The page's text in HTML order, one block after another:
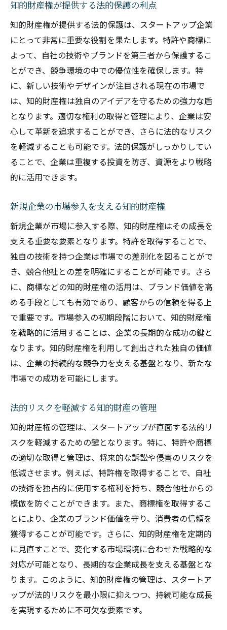
知的財産権が提供する法的保護の利点
知的財産権が提供する法的保護は、スタートアップ企業
にとって非常に重要な役割を果たします。特許や商標に
よって、自社の技術やブランドを第三者から保護するこ
とができ、競争環境の中での優位性を確保します。特
に、新しい技術やデザインが注目される現在の市場で
は、知的財産権は独自のアイデアを守るための強力な盾
となります。適切な権利の取得と管理により、企業は安
心して革新を追求することができ、さらに法的なリスク
を軽減することも可能です。法的保護がしっかりしてい
ることで、企業は重複する投資を防ぎ、資源をより戦略
的に活用できます。
新規企業の市場参入を支える知的財産権
新規企業が市場に参入する際、知的財産権はその成長を
支える重要な要素となります。特許を取得することで、
独自の技術を持つ企業は市場での差別化を図ることがで
き、競合他社との差を明確にすることが可能です。さら
に、商標などの知的財産権の活用は、ブランド価値を高
める手段としても有効であり、顧客からの信頼を得る上
で重要です。市場参入の初期段階において、知的財産権
を戦略的に活用することは、企業の長期的な成功の鍵と
なります。知的財産権を利用して創出された独自の価値
は、企業の持続的な競争力を支える基盤となり、新たな
市場での成功を可能にします。
法的リスクを軽減する知的財産の管理
知的財産権の管理は、スタートアップが直面する法的リ
スクを軽減するための鍵となります。特に、特許や商標
の適切な取得と管理は、将来的な訴訟や侵害のリスクを
低減させます。例えば、特許権を取得することで、自社
の技術を独占的に使用する権利を持ち、競合他社からの
模倣を防ぐことができます。また、商標権を取得するこ
とにより、企業のブランド価値を守り、消費者の信頼を
獲得することが可能です。さらに、知的財産権を定期的
に見直すことで、変化する市場環境に合わせた戦略的な
対応が可能となり、長期的な企業成長を支える基盤とな
ります。このように、知的財産権の管理は、スタートア
ップが法的リスクを最小限に抑えつつ、持続可能な成長
を実現するために不可欠な要素です。